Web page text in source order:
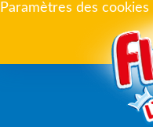
Paramètres des cookies